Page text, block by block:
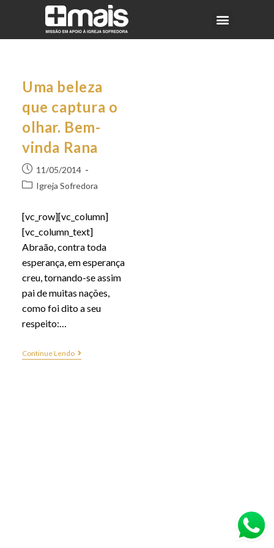
Uma beleza
que captura o
olhar. Bem-
vinda Rana
11/05/2014
Igreja Sofredora
[vc_row][vc_column]
[vc_column_text]
Abraão, contra toda
esperança, em esperança
creu, tornando-se assim
pai de muitas nações,
como foi dito a seu
respeito:…
Continue Lendo